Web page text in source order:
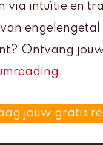
via intuïtie en
Ontvang
.
jouw gratis